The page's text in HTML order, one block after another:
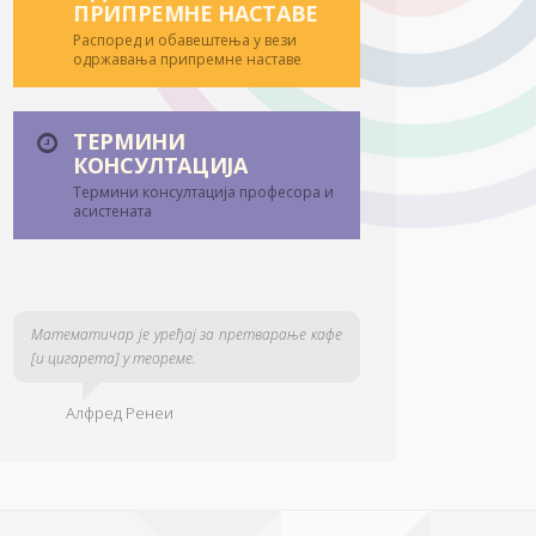
ПРИПРЕМНЕ НАСТАВЕ
Распоред и обавештења у вези
одржавања припремне наставе
ТЕРМИНИ
КОНСУЛТАЦИЈА
Термини консултација професора и
асистената
Математичар је уређај за претварање кафе
[и цигарета] у теореме.
Алфред Ренеи